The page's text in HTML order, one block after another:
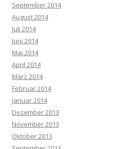
September 2014
August 2014
Juli 2014
Juni 2014
Mai 2014
April 2014
März 2014
Februar 2014
Januar 2014
Dezember 2013
November 2013
Oktober 2013